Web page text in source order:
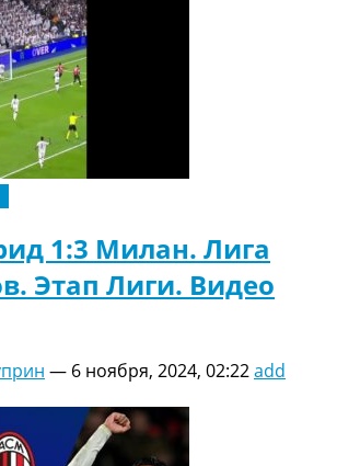
1:3 Милан. Лига
Этап Лиги. Видео
— 6 ноября, 2024, 02:22add